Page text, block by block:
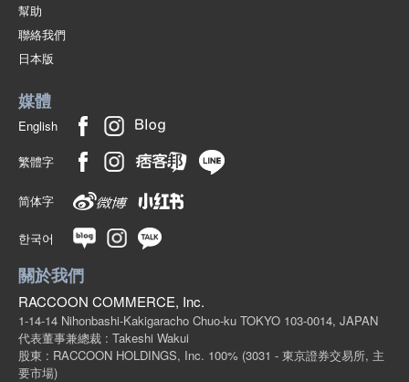
幫助
聯絡我們
日本版
媒體
English
繁體字
简体字
한국어
關於我們
RACCOON COMMERCE, Inc.
1-14-14 Nihonbashi-Kakigaracho Chuo-ku TOKYO 103-0014, JAPAN
代表董事兼總裁 : Takeshi Wakui
股東 : RACCOON HOLDINGS, Inc. 100% (3031 - 東京證券交易所, 主
要市場)